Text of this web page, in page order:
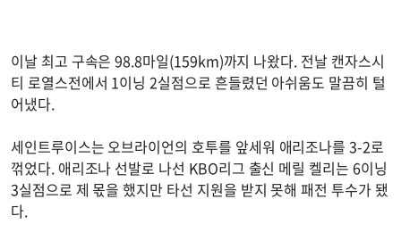
이날 최고 구속은 98.8마일(159km)까지 나왔다. 전날 캔자스시
티 로열스전에서 1이닝 2실점으로 흔들렸던 아쉬움도 말끔히 털
어냈다.
세인트루이스는 오브라이언의 호투를 앞세워 애리조나를 3-2로
꺾었다. 애리조나 선발로 나선 KBO리그 출신 메릴 켈리는 6이닝
3실점으로 제 몫을 했지만 타선 지원을 받지 못해 패전 투수가 됐
다.